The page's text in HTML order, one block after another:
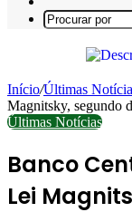
skin
Início/Últimas
Magnitsky, segundo
Últimas Notícias
Banco
Lei